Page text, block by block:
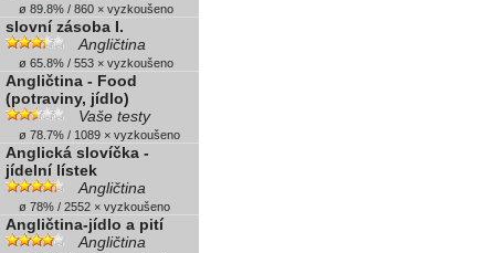
ø 89.8% / 860 × vyzkoušeno
slovní zásoba I.
Angličtina
ø 65.8% / 553 × vyzkoušeno
Angličtina - Food
(potraviny, jídlo)
Vaše testy
ø 78.7% / 1089 × vyzkoušeno
Anglická slovíčka -
jídelní lístek
Angličtina
ø 78% / 2552 × vyzkoušeno
Angličtina-jídlo a pití
Angličtina